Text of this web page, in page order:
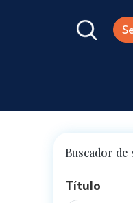
Buscador de
Título